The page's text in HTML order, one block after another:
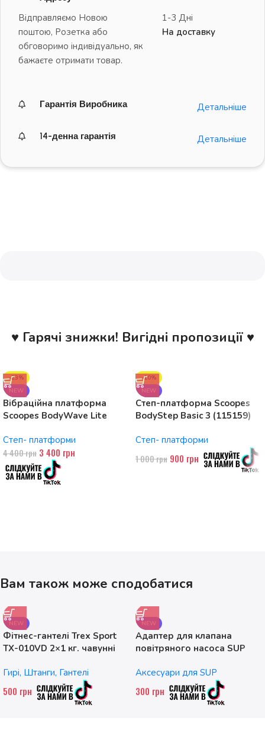
Відправляємо Новою
поштою, Розетка або
обговоримо індивідуально, як
бажаєте отримати товар.
1-3 Дні
На доставку
Гарантія Виробника Детальніше
14-денна гарантія Детальніше
♥ Гарячі знижки! Вигідні пропозиції ♥
-23%
NEW
Вібраційна платформа
Scoopes BodyWave Lite
Степ- платформи
4 400грн 3 400 грн
-10%
NEW
Степ-платформа Scoopes
BodyStep Basic 3 (115159)
рівні
Степ- платформи
1 000грн 900 грн
Вам також може сподобатися
NEW
Фітнес-гантелі Trex Sport
TX-010VD 2×1 кг. чавунні
Гирі, Штанги, Гантелі
500 грн
NEW
Адаптер для клапана
повітряного насоса SUP
Аксесуари для SUP
300 грн